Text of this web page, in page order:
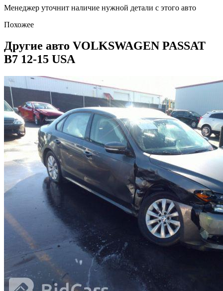
Менеджер уточнит наличие нужной детали с этого авто
Похожее
Другие авто VOLKSWAGEN PASSAT
B7 12-15 USA